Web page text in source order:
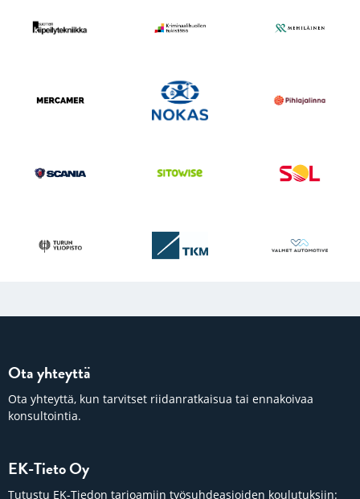
Ota yhteyttä
Ota yhteyttä, kun tarvitset riidanratkaisua tai ennakoivaa
konsultointia.
EK-Tieto Oy
Tutustu EK-Tiedon tarjoamiin työsuhdeasioiden koulutuksiin: